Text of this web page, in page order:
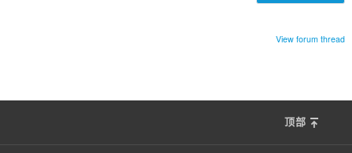
View forum thread
顶部